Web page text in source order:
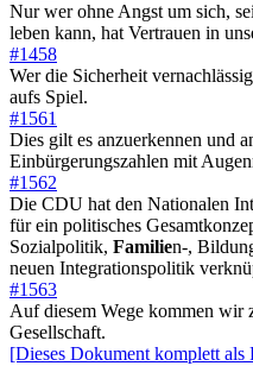
Nur wer ohne Angst um sich,
leben kann, hat Vertrauen in
#1458
Wer die Sicherheit
aufs Spiel.
#1561
Dies gilt es anzuerkennen und
Einbürgerungszahlen mit
#1562
Die CDU hat den Nationalen
für ein politisches
Sozialpolitik, Familien-,
neuen Integrationspolitik
#1563
Auf diesem Wege kommen wir
Gesellschaft.
[Dieses Dokument komplett als